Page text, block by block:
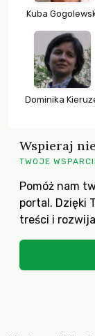
Kuba
Dominika
Wspieraj
TWOJE
Pomóż nam
portal. Dzięki
treści i